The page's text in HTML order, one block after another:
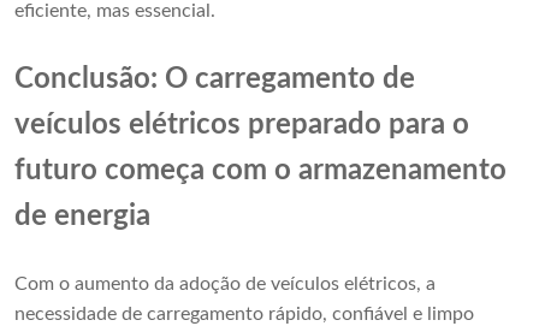
eficiente, mas essencial.
Conclusão: O carregamento de
veículos elétricos preparado para o
futuro começa com o armazenamento
de energia
Com o aumento da adoção de veículos elétricos, a
necessidade de carregamento rápido, confiável e limpo